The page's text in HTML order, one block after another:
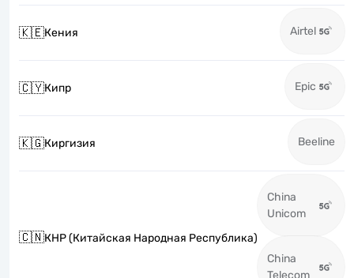
🇰🇪Кения Airtel
🇨🇾Кипр Epic
🇰🇬Киргизия Beeline
🇨🇳КНР (Китайская Народная Республика)
China
Unicom
China
Telecom